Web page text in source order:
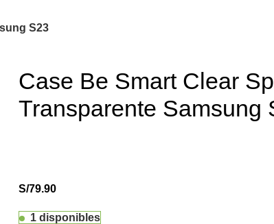
S23
Case Be Smart Clear
Transparente Samsung
S/79.90
1 disponibles